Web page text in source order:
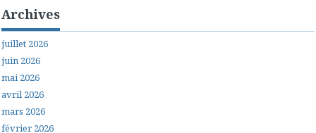
Archives
juillet 2026
juin 2026
mai 2026
avril 2026
mars 2026
février 2026